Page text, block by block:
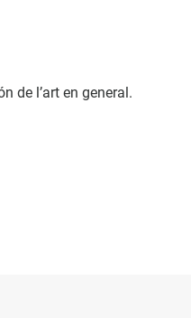
de l’art en general.